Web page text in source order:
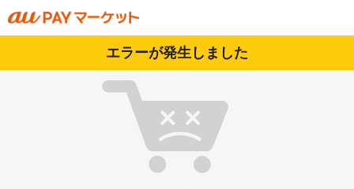
エラーが発生しました